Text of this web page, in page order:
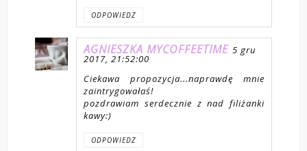
ODPOWIEDZ
AGNIESZKA MYCOFFEETIME 5 gru
2017, 21:52:00
Ciekawa propozycja...naprawdę mnie
zaintrygowałaś!
pozdrawiam serdecznie z nad filiżanki
kawy:)
ODPOWIEDZ